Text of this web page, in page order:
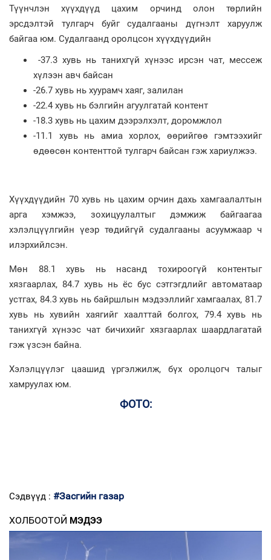
Түүнчлэн хүүхдүүд цахим орчинд олон төрлийн
эрсдэлтэй тулгарч буйг судалгааны дүгнэлт харуулж
байгаа юм. Судалгаанд оролцсон хүүхдүүдийн
-37.3 хувь нь танихгүй хүнээс ирсэн чат, мессеж
хүлээн авч байсан
-26.7 хувь нь хуурамч хаяг, залилан
-22.4 хувь нь бэлгийн агуулгатай контент
-18.3 хувь нь цахим дээрэлхэлт, доромжлол
-11.1 хувь нь амиа хорлох, өөрийгөө гэмтээхийг
өдөөсөн контенттой тулгарч байсан гэж хариулжээ.
Хүүхдүүдийн 70 хувь нь цахим орчин дахь хамгаалалтын
арга хэмжээ, зохицуулалтыг дэмжиж байгаагаа
хэлэлцүүлгийн үеэр төдийгүй судалгааны асуумжаар ч
илэрхийлсэн.
Мөн 88.1 хувь нь насанд тохироогүй контентыг
хязгаарлах, 84.7 хувь нь ёс бус сэтгэгдлийг автоматаар
устгах, 84.3 хувь нь байршлын мэдээллийг хамгаалах, 81.7
хувь нь хувийн хаягийг хаалттай болгох, 79.4 хувь нь
танихгүй хүнээс чат бичихийг хязгаарлах шаардлагатай
гэж үзсэн байна.
Хэлэлцүүлэг цаашид үргэлжилж, бүх оролцогч талыг
хамруулах юм.
ФОТО:
Сэдвүүд : #Засгийн газар
ХОЛБООТОЙ МЭДЭЭ